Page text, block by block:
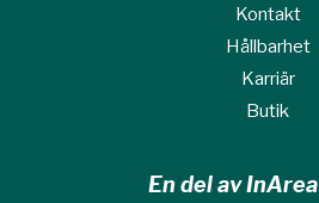
Kontakt
Hållbarhet
Karriär
Butik
En del av